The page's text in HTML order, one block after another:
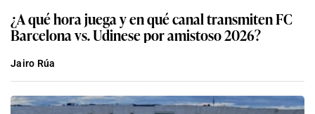
¿A qué hora juega y en qué canal transmiten FC
Barcelona vs. Udinese por amistoso 2026?
Jairo Rúa